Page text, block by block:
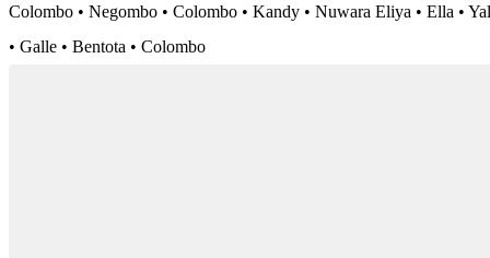
Colombo • Negombo • Colombo • Kandy • Nuwara Eliya • Ella •
• Galle • Bentota • Colombo